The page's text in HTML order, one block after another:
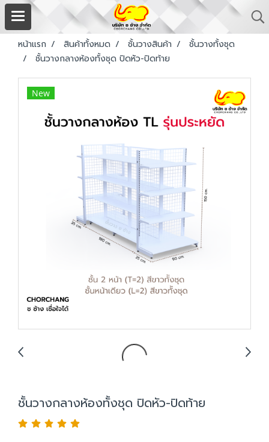
หน้าแรก สินค้าทั้งหมด ชั้นวางสินค้า
ชั้นวางทั้งชุด
ชั้นวางกลางห้องทั้งชุด ปิดหัว-ปิดท้าย
New
ชั้นวางกลางห้องทั้งชุด ปิดหัว-ปิดท้าย